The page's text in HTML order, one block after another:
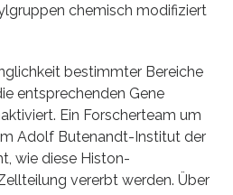
chemisch modifiziert
bestimmter Bereiche
entsprechenden Gene
Ein Forscherteam um
Adolf Butenandt-Institut der
wie diese Histon-
vererbt werden. Über